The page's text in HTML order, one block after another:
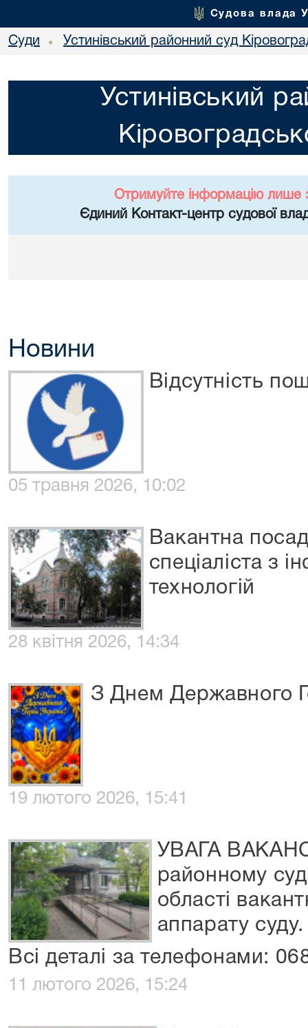
Судова влада
Суди • Устинівський районний суд
Устинівський
Отримуйте інформацію лише
Єдиний Контакт-центр судової
Новини
Відсутність
05 травня 2026, 10:02
Вакантна
спеціаліста з
технологій
28 квітня 2026, 14:34
З Днем Державного
19 лютого 2026, 15:41
УВАГА
районному
області
аппарату суду.
Всі деталі за телефонами:
11 лютого 2026, 15:24